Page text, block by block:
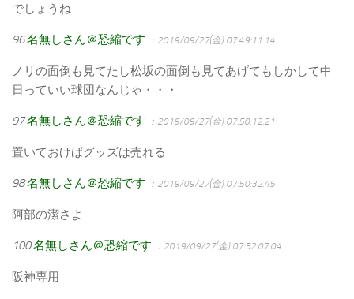
でしょうね
96名無しさん＠恐縮です ：2019/09/27(金) 07:49:11.14
ノリの面倒も見てたし松坂の面倒も見てあげてもしかして中
日っていい球団なんじゃ・・・
97名無しさん＠恐縮です ：2019/09/27(金) 07:50:12.21
置いておけばグッズは売れる
98名無しさん＠恐縮です ：2019/09/27(金) 07:50:32.45
阿部の潔さよ
100名無しさん＠恐縮です ：2019/09/27(金) 07:52:07.04
阪神専用